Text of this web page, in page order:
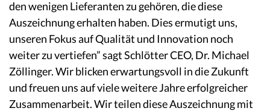
den wenigen Lieferanten zu gehören, die diese
Auszeichnung erhalten haben. Dies ermutigt uns,
unseren Fokus auf Qualität und Innovation noch
weiter zu vertiefen” sagt Schlötter CEO, Dr. Michael
Zöllinger. Wir blicken erwartungsvoll in die Zukunft
und freuen uns auf viele weitere Jahre erfolgreicher
Zusammenarbeit. Wir teilen diese Auszeichnung mit